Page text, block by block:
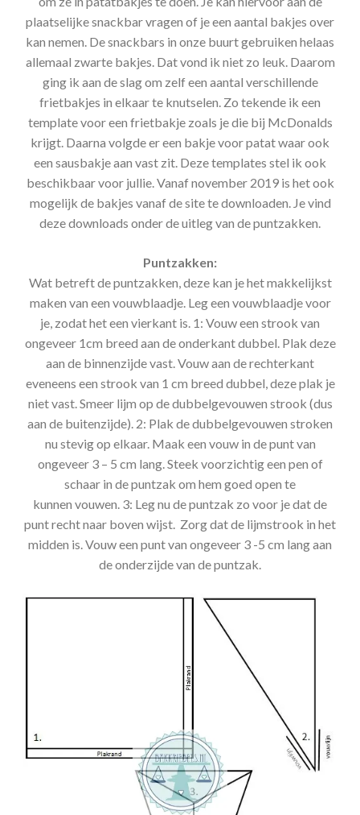
plaatselijke snackbar vragen of je een aantal bakjes over
kan nemen. De snackbars in onze buurt gebruiken helaas
allemaal zwarte bakjes. Dat vond ik niet zo leuk. Daarom
ging ik aan de slag om zelf een aantal verschillende
frietbakjes in elkaar te knutselen. Zo tekende ik een
template voor een frietbakje zoals je die bij McDonalds
krijgt. Daarna volgde er een bakje voor patat waar ook
een sausbakje aan vast zit. Deze templates stel ik ook
beschikbaar voor jullie. Vanaf november 2019 is het ook
mogelijk de bakjes vanaf de site te downloaden. Je vind
deze downloads onder de uitleg van de puntzakken.
Puntzakken:
Wat betreft de puntzakken, deze kan je het makkelijkst
maken van een vouwblaadje. Leg een vouwblaadje voor
je, zodat het een vierkant is. 1: Vouw een strook van
ongeveer 1cm breed aan de onderkant dubbel. Plak deze
aan de binnenzijde vast. Vouw aan de rechterkant
eveneens een strook van 1 cm breed dubbel, deze plak je
niet vast. Smeer lijm op de dubbelgevouwen strook (dus
aan de buitenzijde). 2: Plak de dubbelgevouwen stroken
nu stevig op elkaar. Maak een vouw in de punt van
ongeveer 3 – 5 cm lang. Steek voorzichtig een pen of
schaar in de puntzak om hem goed open te
kunnen vouwen. 3: Leg nu de puntzak zo voor je dat de
punt recht naar boven wijst. Zorg dat de lijmstrook in het
midden is. Vouw een punt van ongeveer 3 -5 cm lang aan
de onderzijde van de puntzak.